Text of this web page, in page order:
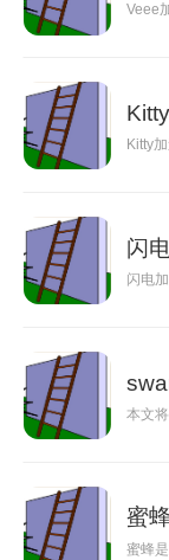
Veee
Kitty
闪
闪电
本文
蜜
蜜蜂